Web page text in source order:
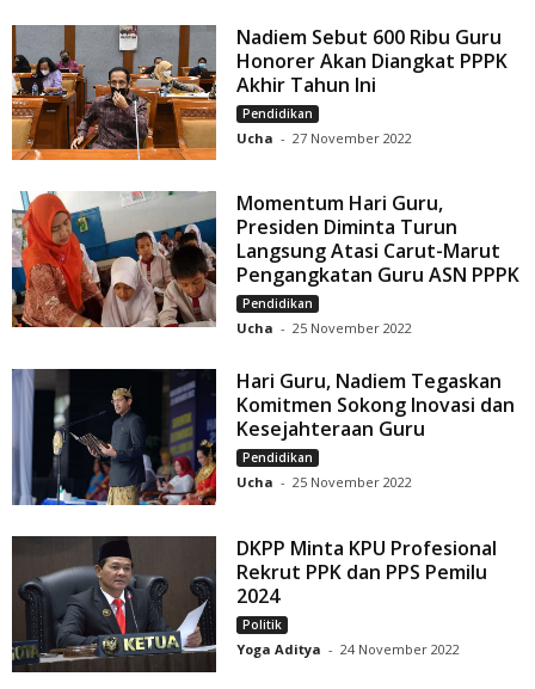
Nadiem Sebut 600 Ribu Guru
Honorer Akan Diangkat PPPK
Akhir Tahun Ini
Pendidikan
Ucha - 27 November 2022
Momentum Hari Guru,
Presiden Diminta Turun
Langsung Atasi Carut-Marut
Pengangkatan Guru ASN PPPK
Pendidikan
Ucha - 25 November 2022
Hari Guru, Nadiem Tegaskan
Komitmen Sokong Inovasi dan
Kesejahteraan Guru
Pendidikan
Ucha - 25 November 2022
DKPP Minta KPU Profesional
Rekrut PPK dan PPS Pemilu
2024
Politik
Yoga Aditya - 24 November 2022